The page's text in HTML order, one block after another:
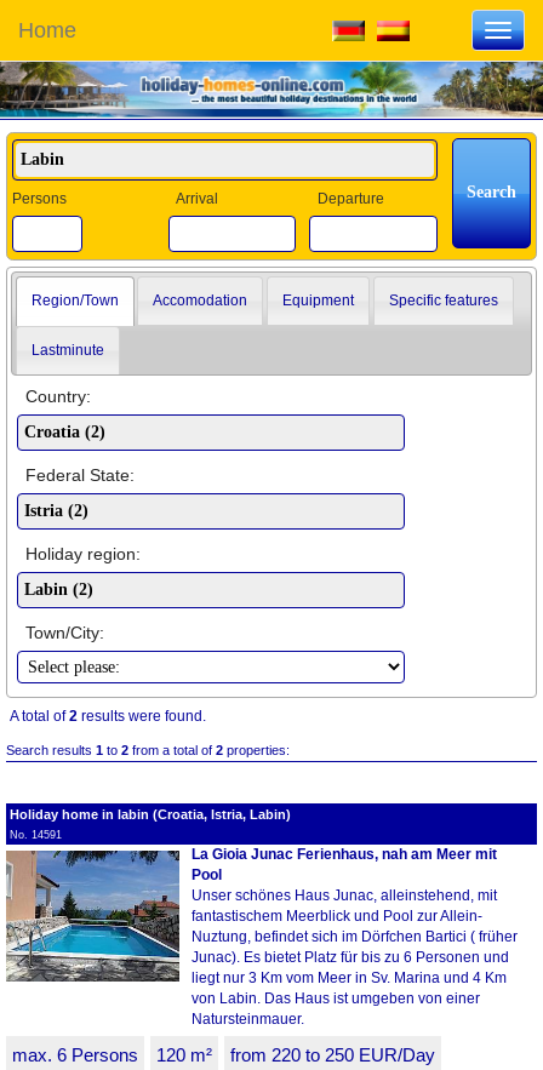
Home
Persons Arrival Departure
Region/Town Accomodation Equipment Specific features
Lastminute
Country:
Federal State:
Holiday region:
Town/City:
A total of2 results were found.
Search results 1 to 2 from a total of 2 properties:
Holiday home in labin (Croatia, Istria, Labin)
No. 14591
La Gioia Junac Ferienhaus, nah am Meer mit
Pool
Unser schönes Haus Junac, alleinstehend, mit
fantastischem Meerblick und Pool zur Allein-
Nuztung, befindet sich im Dörfchen Bartici ( früher
Junac). Es bietet Platz für bis zu 6 Personen und
liegt nur 3 Km vom Meer in Sv. Marina und 4 Km
von Labin. Das Haus ist umgeben von einer
Natursteinmauer.
max. 6 Persons 120 m² from 220 to 250 EUR/Day